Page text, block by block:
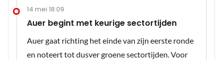
14 mei 18:09
Auer begint met keurige sectortijden
Auer gaat richting het einde van zijn eerste ronde
en noteert tot dusver groene sectortijden. Voor